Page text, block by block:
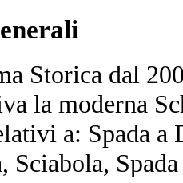
Storica dal
la moderna
a: Spada a
Sciabola,